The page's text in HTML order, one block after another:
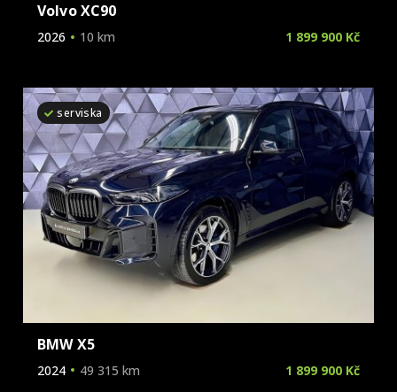
Volvo XC90
2026 10 km 1 899 900 Kč
serviska
BMW X5
2024 49 315 km 1 899 900 Kč